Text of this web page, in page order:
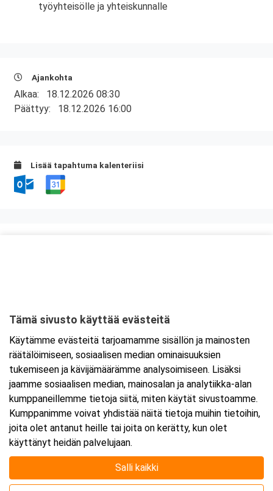
työyhteisölle ja yhteiskunnalle
Ajankohta
Alkaa: 18.12.2026 08:30
Päättyy: 18.12.2026 16:00
Lisää tapahtuma kalenteriisi
Tarkempi kartta ja ajo-ohjeet
Tämä sivusto käyttää evästeitä
Käytämme evästeitä tarjoamamme sisällön ja mainosten
räätälöimiseen, sosiaalisen median ominaisuuksien
tukemiseen ja kävijämäärämme analysoimiseen. Lisäksi
jaamme sosiaalisen median, mainosalan ja analytiikka-alan
kumppaneillemme tietoja siitä, miten käytät sivustoamme.
Kumppanimme voivat yhdistää näitä tietoja muihin tietoihin,
joita olet antanut heille tai joita on kerätty, kun olet
käyttänyt heidän palvelujaan.
Salli kaikki